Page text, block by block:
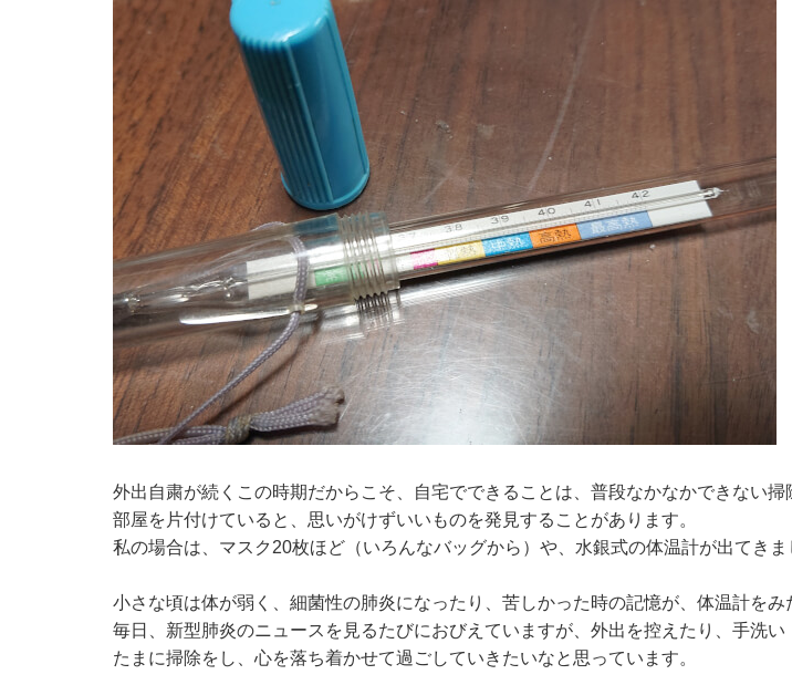
外出自粛が続くこの時期だからこそ、自宅でできることは、普段なかなかできない掃
部屋を片付けていると、思いがけずいいものを発見することがあります。
私の場合は、マスク20枚ほど（いろんなバッグから）や、水銀式の体温計が出てきま
小さな頃は体が弱く、細菌性の肺炎になったり、苦しかった時の記憶が、体温計をみ
毎日、新型肺炎のニュースを見るたびにおびえていますが、外出を控えたり、手洗
たまに掃除をし、心を落ち着かせて過ごしていきたいなと思っています。